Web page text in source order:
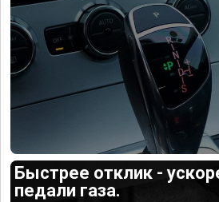
Быстрее отклик -
педали газа.